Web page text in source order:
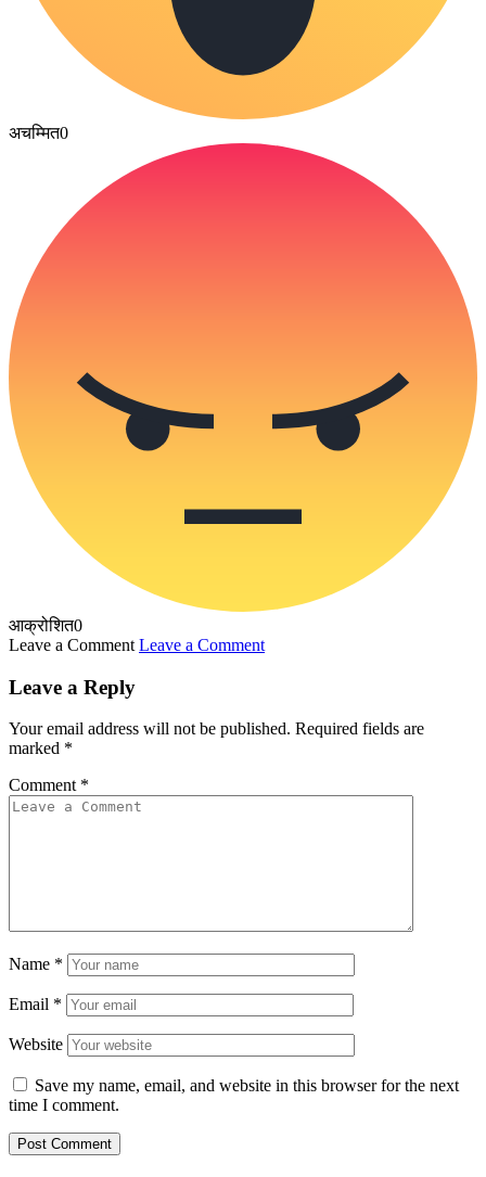
अचम्मित0
आक्रोशित0
Leave a Comment Leave a Comment
Leave a Reply
Your email address will not be published. Required fields are
marked *
Comment *
Name *
Email *
Website
Save my name, email, and website in this browser for the next
time I comment.